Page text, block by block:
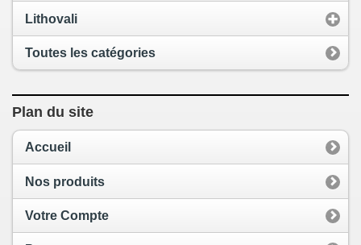
Lithovali
Toutes les catégories
Plan du site
Accueil
Nos produits
Votre Compte